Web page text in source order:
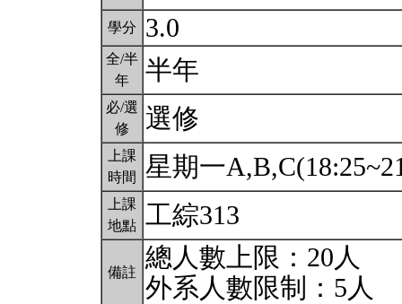
學分 3.0
全/半
年
半年
必/選
修
選修
上課
時間
星期一
上課
地點 工綜313
備註
總人數上限：20人
外系人數限制：5人